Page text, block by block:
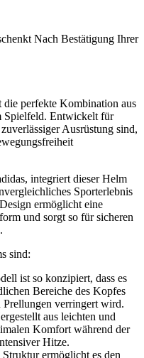
Nach Bestätigung Ihrer
perfekte Kombination aus
Spielfeld. Entwickelt für
Ausrüstung sind,
integriert dieser Helm
Sporterlebnis
ermöglicht eine
und sorgt so für sicheren
sind:
ist so konzipiert, dass es
Bereiche des Kopfes
verringert wird.
aus leichten und
Komfort während der
Hitze.
Struktur ermöglicht es den